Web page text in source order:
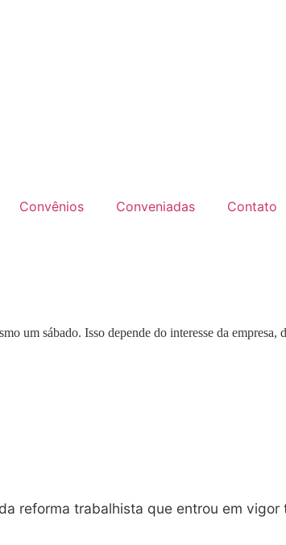
Convênios Conveniadas Contato
um sábado. Isso depende do interesse da
reforma trabalhista que entrou em